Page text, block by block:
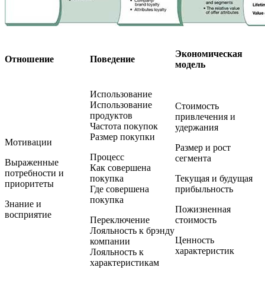
Отношение Поведение
Экономическая
модель
Мотивации
Выраженные
потребности и
приоритеты
Знание и
восприятие
Использование
Использование
продуктов
Частота покупок
Размер покупки
Процесс
Как совершена
покупка
Где совершена
покупка
Переключение
Лояльность к брэнду
компании
Лояльность к
характеристикам
Стоимость
привлечения и
удержания
Размер и рост
сегмента
Текущая и будущая
прибыльность
Пожизненная
стоимость
Ценность
характеристик